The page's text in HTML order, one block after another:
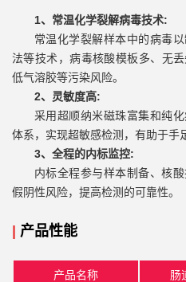
1、常温化学裂解病毒技术:
常温化学裂解样本中的病毒
法等技术，病毒核酸模板多、无
低气溶胶等污染风险。
2、灵敏度高:
采用超顺纳米磁珠富集和纯
体系，实现超敏感检测，有助于手
3、全程的内标监控:
内标全程参与样本制备、核
假阴性风险，提高检测的可靠性。
| 产品性能
产品名称 肠